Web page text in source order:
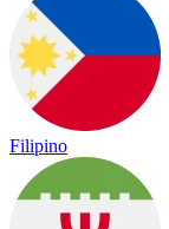
Filipino